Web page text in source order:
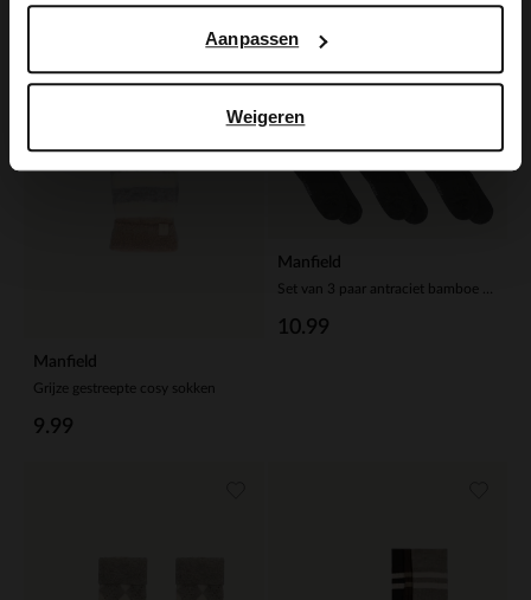
Aanpassen
Weigeren
Manfield
Grijze gestreepte cosy sokken
9.99
Manfield
10.99